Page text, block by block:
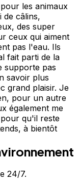
les animaux
de câlins,
des super
ceux qui aiment
pas l'eau. Ils
fait parti de la
supporte pas
savoir plus
grand plaisir. Je
pour un autre
également me
qu'il reste
à bientôt
24/7.